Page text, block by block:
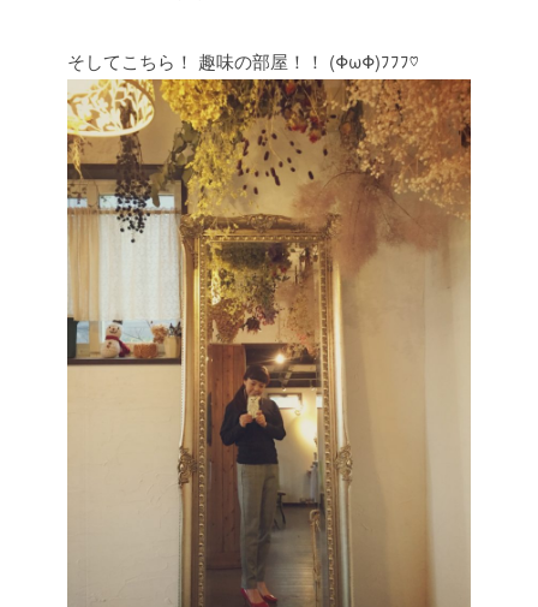
そしてこちら！ 趣味の部屋！！ (ΦωΦ)ﾌﾌﾌ♡